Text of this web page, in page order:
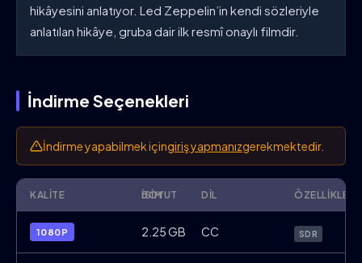
hikâyesini anlatıyor. Led Zeppelin’in kendi sözleriyle
anlatılan hikâye, gruba dair ilk resmî onaylı filmdir.
İndirme Seçenekleri
İndirme yapabilmek içingiriş yapmanızgerekmektedir.
KALITE İSIM
BOYUT DIL ÖZELLIKLER
1080P 2.25 GB CC SDR